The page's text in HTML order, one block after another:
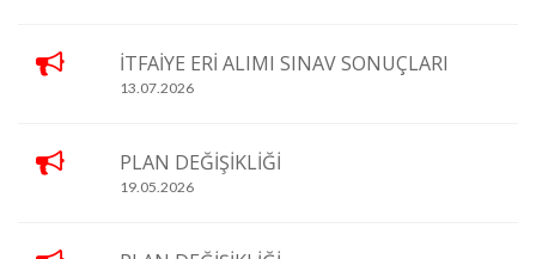
İTFAİYE ERİ ALIMI SINAV SONUÇLARI
13.07.2026
PLAN DEĞİŞİKLİĞİ
19.05.2026